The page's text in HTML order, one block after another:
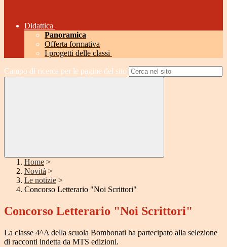
Didattica
Panoramica
Offerta formativa
I progetti delle classi
Campo di ricerca per le pagine del sito
Home >
Novità >
Le notizie >
Concorso Letterario "Noi Scrittori"
Concorso Letterario "Noi Scrittori"
La classe 4^A della scuola Bombonati ha partecipato alla selezione
di racconti indetta da MTS edizioni.